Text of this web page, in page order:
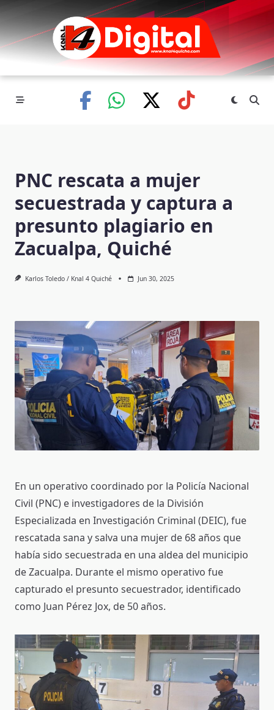
Skip
content
PNC rescata a mujer
secuestrada y captura a
presunto plagiario en
Zacualpa, Quiché
Karlos Toledo / Knal 4 Quiché Jun 30, 2025
En un operativo coordinado por la Policía Nacional
Civil (PNC) e investigadores de la División
Especializada en Investigación Criminal (DEIC), fue
rescatada sana y salva una mujer de 68 años que
había sido secuestrada en una aldea del municipio
de Zacualpa. Durante el mismo operativo fue
capturado el presunto secuestrador, identificado
como Juan Pérez Jox, de 50 años.